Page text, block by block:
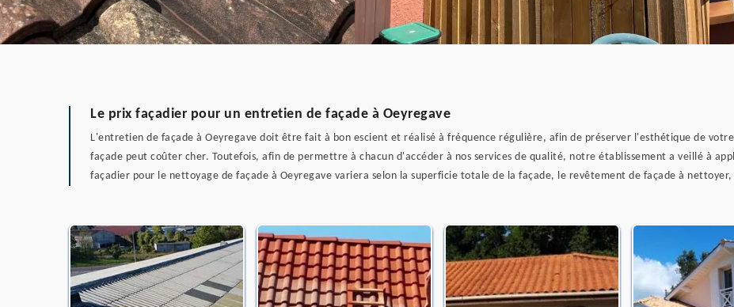
Le prix façadier pour un entretien de façade à Oeyregave
L'entretien de façade à Oeyregave doit être fait à bon escient et réalisé à fréquence régulière, afin de préserver l'esthétique de
façade peut coûter cher. Toutefois, afin de permettre à chacun d'accéder à nos services de qualité, notre établissement a veillé à
façadier pour le nettoyage de façade à Oeyregave variera selon la superficie totale de la façade, le revêtement de façade à